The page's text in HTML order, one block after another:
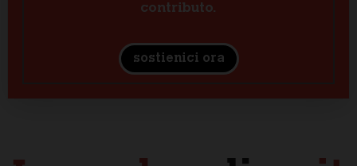
contributo.
sostienici ora